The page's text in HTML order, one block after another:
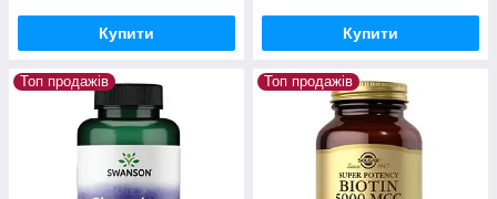
Купити Купити
Топ продажів Топ продажів